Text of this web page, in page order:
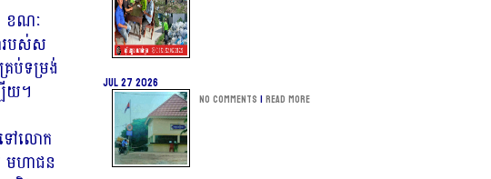
ខណៈ
របស់ស
ប់ទម្រង់
យ។
ទៅលោក
មហាជន
Jul 27 2026
No Comments | Read more